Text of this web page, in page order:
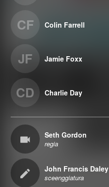
CF Colin Farrell
JF Jamie Foxx
CD Charlie Day
Seth Gordon
regia
John Francis Daley
sceenggiatura